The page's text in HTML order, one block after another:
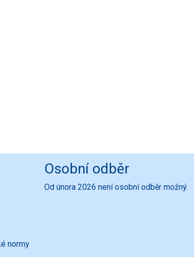
Osobní odběr
Od února 2026 není osobní odběr možný.
normy